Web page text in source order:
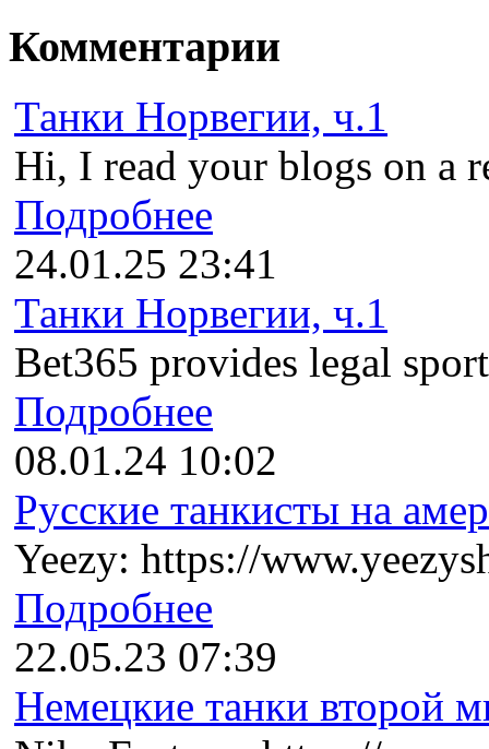
Комментарии
Танки Норвегии, ч.1
Hi, I read your blogs on a
Подробнее
24.01.25 23:41
Танки Норвегии, ч.1
Bet365 provides legal
Подробнее
08.01.24 10:02
Русские танкисты на
Yeezy: https://
Подробнее
22.05.23 07:39
Немецкие танки второй